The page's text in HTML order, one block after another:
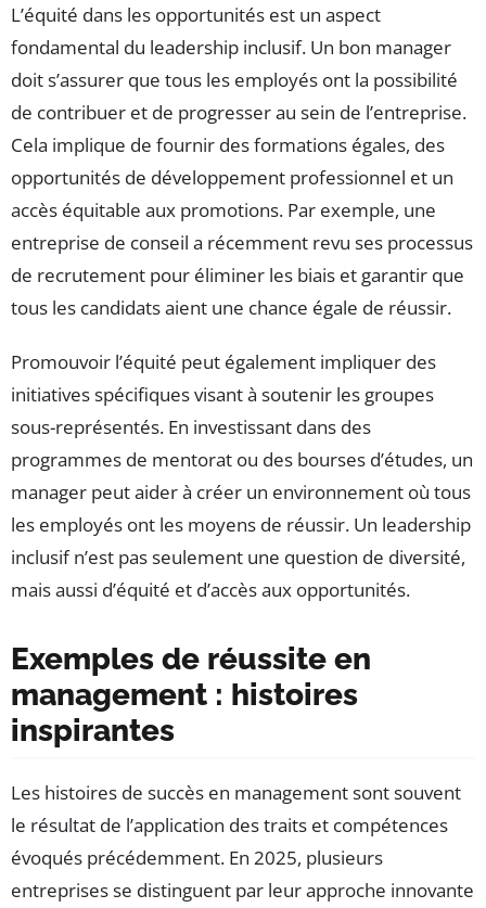
L’équité dans les opportunités est un aspect
fondamental du leadership inclusif. Un bon manager
doit s’assurer que tous les employés ont la possibilité
de contribuer et de progresser au sein de l’entreprise.
Cela implique de fournir des formations égales, des
opportunités de développement professionnel et un
accès équitable aux promotions. Par exemple, une
entreprise de conseil a récemment revu ses processus
de recrutement pour éliminer les biais et garantir que
tous les candidats aient une chance égale de réussir.
Promouvoir l’équité peut également impliquer des
initiatives spécifiques visant à soutenir les groupes
sous-représentés. En investissant dans des
programmes de mentorat ou des bourses d’études, un
manager peut aider à créer un environnement où tous
les employés ont les moyens de réussir. Un leadership
inclusif n’est pas seulement une question de diversité,
mais aussi d’équité et d’accès aux opportunités.
Exemples de réussite en
management : histoires
inspirantes
Les histoires de succès en management sont souvent
le résultat de l’application des traits et compétences
évoqués précédemment. En 2025, plusieurs
entreprises se distinguent par leur approche innovante